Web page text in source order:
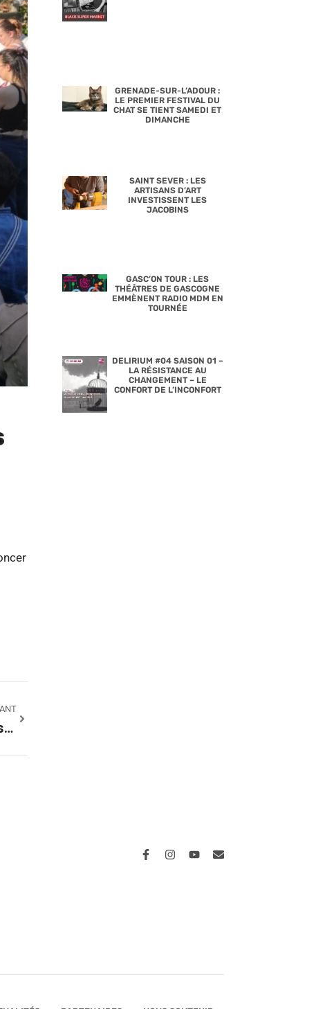
Mont-De-Marsan : Un Week End Pour Danser Le Monde Avec Romano Oro
GRENADE-SUR-L’ADOUR :
LE PREMIER FESTIVAL DU
CHAT SE TIENT SAMEDI ET
DIMANCHE
SAINT SEVER : LES
ARTISANS D’ART
INVESTISSENT LES
JACOBINS
GASC’ON TOUR : LES
THÉÂTRES DE GASCOGNE
EMMÈNENT RADIO MDM EN
TOURNÉE
DELIRIUM #04 SAISON 01 –
LA RÉSISTANCE AU
CHANGEMENT – LE
CONFORT DE L’INCONFORT